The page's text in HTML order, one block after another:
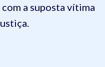
a suposta vítima